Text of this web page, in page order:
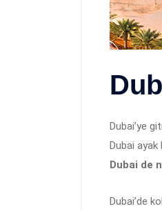
Dubai’ye
Dubai
Dubai de
Dubai’de